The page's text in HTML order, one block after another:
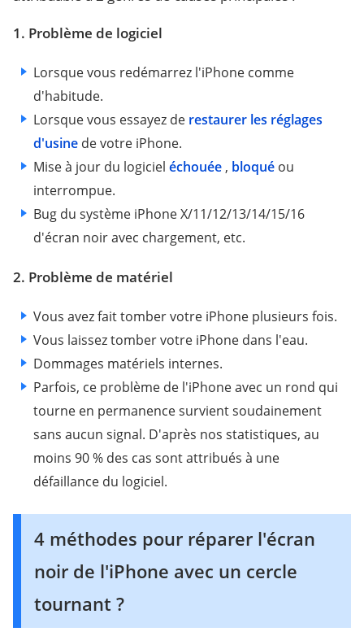
1. Problème de logiciel
Lorsque vous redémarrez l'iPhone comme
d'habitude.
Lorsque vous essayez de restaurer les réglages
d'usine de votre iPhone.
Mise à jour du logiciel échouée , bloqué ou
interrompue.
Bug du système iPhone X/11/12/13/14/15/16
d'écran noir avec chargement, etc.
2. Problème de matériel
Vous avez fait tomber votre iPhone plusieurs fois.
Vous laissez tomber votre iPhone dans l'eau.
Dommages matériels internes.
Parfois, ce problème de l'iPhone avec un rond qui
tourne en permanence survient soudainement
sans aucun signal. D'après nos statistiques, au
moins 90 % des cas sont attribués à une
défaillance du logiciel.
4 méthodes pour réparer l'écran
noir de l'iPhone avec un cercle
tournant ?